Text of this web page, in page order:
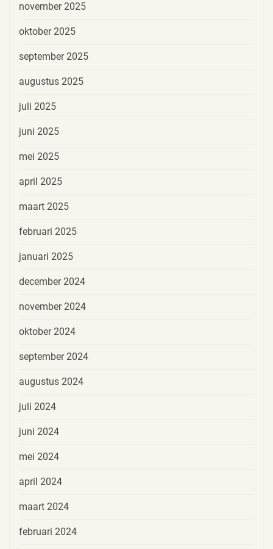
november 2025
oktober 2025
september 2025
augustus 2025
juli 2025
juni 2025
mei 2025
april 2025
maart 2025
februari 2025
januari 2025
december 2024
november 2024
oktober 2024
september 2024
augustus 2024
juli 2024
juni 2024
mei 2024
april 2024
maart 2024
februari 2024